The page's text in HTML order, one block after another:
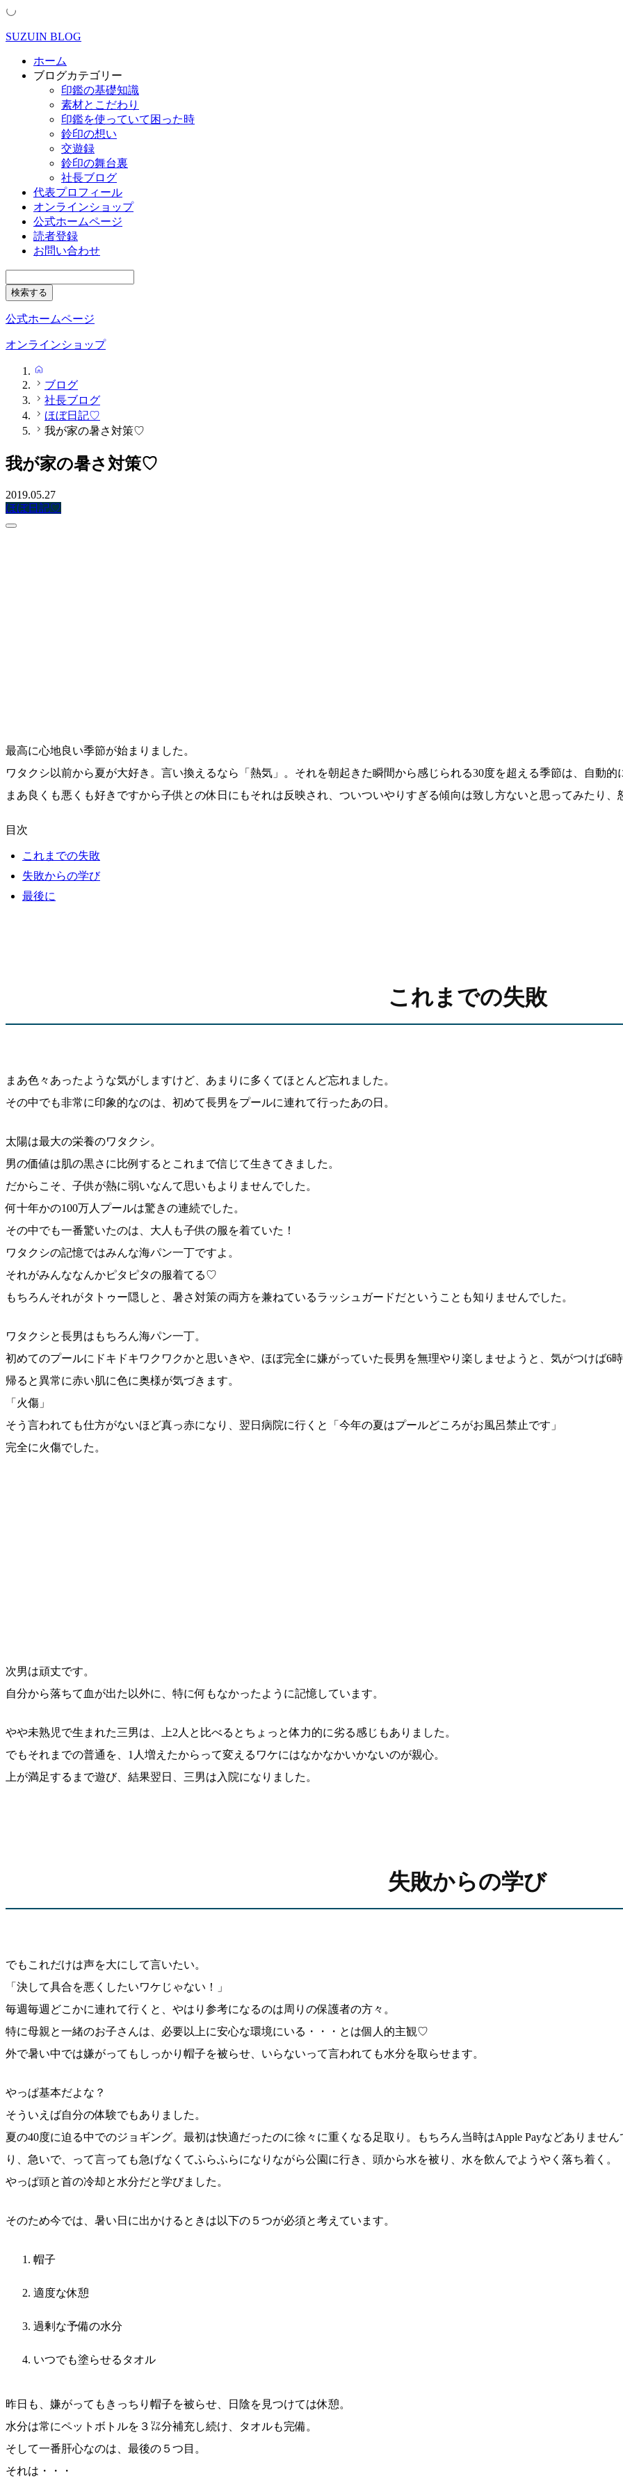
SUZUIN BLOG
ホーム
ブログカテゴリー
印鑑の基礎知識
素材とこだわり
印鑑を使っていて困った時
鈴印の想い
交遊録
鈴印の舞台裏
社長ブログ
代表プロフィール
オンラインショップ
公式ホームページ
読者登録
お問い合わせ
公式ホームページ
オンラインショップ
ブログ
社長ブログ
ほぼ日記♡
我が家の暑さ対策♡
我が家の暑さ対策♡
2019.05.27
ほぼ日記♡
最高に心地良い季節が始まりました。
ワタクシ以前から夏が大好き。言い換えるなら「熱気」。それを朝起きた瞬間から感じられる30度を超える季節は、自動
まあ良くも悪くも好きですから子供との休日にもそれは反映され、ついついやりすぎる傾向は致し方ないと思ってみたり
目次
これまでの失敗
失敗からの学び
最後に
これまでの失敗
まあ色々あったような気がしますけど、あまりに多くてほとんど忘れました。
その中でも非常に印象的なのは、初めて長男をプールに連れて行ったあの日。
太陽は最大の栄養のワタクシ。
男の価値は肌の黒さに比例するとこれまで信じて生きてきました。
だからこそ、子供が熱に弱いなんて思いもよりませんでした。
何十年かの100万人プールは驚きの連続でした。
その中でも一番驚いたのは、大人も子供の服を着ていた！
ワタクシの記憶ではみんな海パン一丁ですよ。
それがみんななんかピタピタの服着てる♡
もちろんそれがタトゥー隠しと、暑さ対策の両方を兼ねているラッシュガードだということも知りませんでした。
ワタクシと長男はもちろん海パン一丁。
初めてのプールにドキドキワクワクかと思いきや、ほぼ完全に嫌がっていた長男を無理やり楽しませようと、気がつけば6
帰ると異常に赤い肌に色に奥様が気づきます。
「火傷」
そう言われても仕方がないほど真っ赤になり、翌日病院に行くと「今年の夏はプールどころがお風呂禁止です」
完全に火傷でした。
次男は頑丈です。
自分から落ちて血が出た以外に、特に何もなかったように記憶しています。
やや未熟児で生まれた三男は、上2人と比べるとちょっと体力的に劣る感じもありました。
でもそれまでの普通を、1人増えたからって変えるワケにはなかなかいかないのが親心。
上が満足するまで遊び、結果翌日、三男は入院になりました。
失敗からの学び
でもこれだけは声を大にして言いたい。
「決して具合を悪くしたいワケじゃない！」
毎週毎週どこかに連れて行くと、やはり参考になるのは周りの保護者の方々。
特に母親と一緒のお子さんは、必要以上に安心な環境にいる・・・とは個人的主観♡
外で暑い中では嫌がってもしっかり帽子を被らせ、いらないって言われても水分を取らせます。
やっぱ基本だよな？
そういえば自分の体験でもありました。
夏の40度に迫る中でのジョギング。最初は快適だったのに徐々に重くなる足取り。もちろん当時はApple Payなどありませ
り、急いで、って言っても急げなくてふらふらになりながら公園に行き、頭から水を被り、水を飲んでようやく落ち着く。
やっぱ頭と首の冷却と水分だと学びました。
そのため今では、暑い日に出かけるときは以下の５つが必須と考えています。
帽子
適度な休憩
過剰な予備の水分
いつでも塗らせるタオル
昨日も、嫌がってもきっちり帽子を被らせ、日陰を見つけては休憩。
水分は常にペットボトルを３㍑分補充し続け、タオルも完備。
そして一番肝心なのは、最後の５つ目。
それは・・・